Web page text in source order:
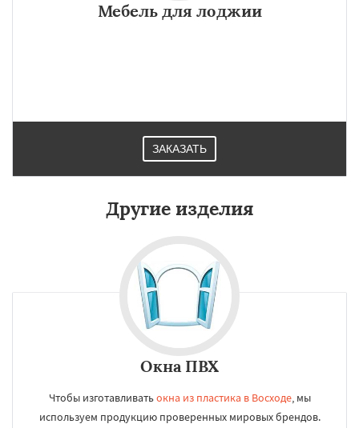
Мебель для лоджии
ЗАКАЗАТЬ
Другие изделия
Окна ПВХ
Чтобы изготавливатьокна из пластика в Восходе, мы
используем продукцию проверенных мировых брендов.